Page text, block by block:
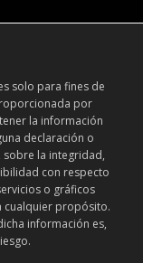
solo para fines de
por
la información
declaración o
sobre la integridad,
con respecto
o gráficos
cualquier propósito.
información es,